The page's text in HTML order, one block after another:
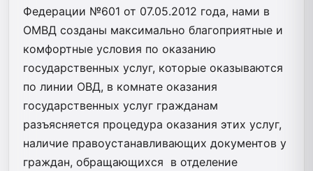
Федерации №601 от 07.05.2012 года, нами в
ОМВД созданы максимально благоприятные и
комфортные условия по оказанию
государственных услуг, которые оказываются
по линии ОВД, в комнате оказания
государственных услуг гражданам
разъясняется процедура оказания этих услуг,
наличие правоустанавливающих документов у
граждан, обращающихся в отделение